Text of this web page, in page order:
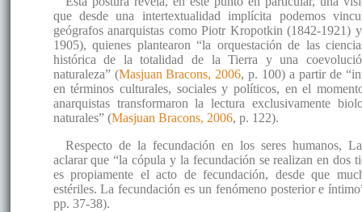
que desde una intertextualidad implícita podemos
geógrafos anarquistas como Piotr Kropotkin (1842-1921)
1905), quienes plantearon “la orquestación de las
histórica de la totalidad de la Tierra y una
naturaleza” (Masjuan Bracons, 2006, p. 100) a partir de
en términos culturales, sociales y políticos, en el
anarquistas transformaron la lectura exclusivamente
naturales” (Masjuan Bracons, 2006, p. 122).
Respecto de la fecundación en los seres humanos,
aclarar que “la cópula y la fecundación se realizan en dos
es propiamente el acto de fecundación, desde que
estériles. La fecundación es un fenómeno posterior e
pp. 37-38).